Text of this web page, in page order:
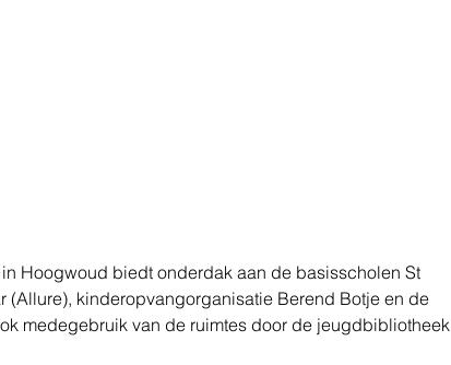
Hoogwoud biedt onderdak aan de basisscholen St
(Allure), kinderopvangorganisatie Berend Botje en de
medegebruik van de ruimtes door de jeugdbibliotheek